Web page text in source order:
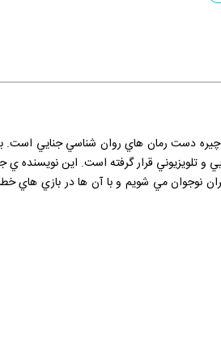
چيره دست رمان هاي روان شناسي جنايي است.
نوجوان مي شويم و با آن ها در بازي
حرفت را دوتا نکن؛ و قانون سوم: گير نيفت.